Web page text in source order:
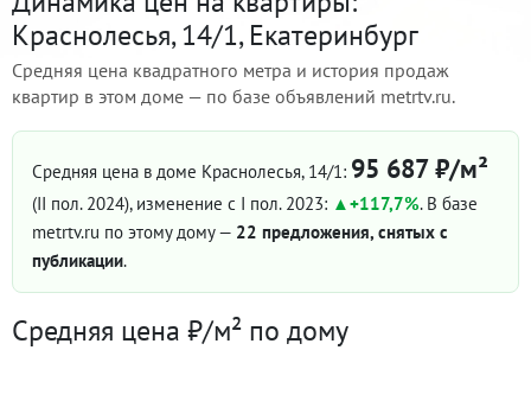
Краснолесья, 14/1, Екатеринбург
Средняя цена квадратного метра и история продаж
квартир в этом доме — по базе объявлений metrtv.ru.
Средняя цена в доме Краснолесья, 14/1: 95 687 ₽/м²
(II пол. 2024), изменение с I пол. 2023: +117,7%. В базе
metrtv.ru по этому дому — 22 предложения, снятых с
публикации.
Средняя цена ₽/м² по дому